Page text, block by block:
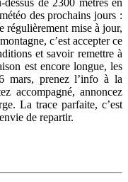
de 2300 mètres en
des prochains jours :
régulièrement mise à jour,
c’est accepter ce
et savoir remettre à
est encore longue, les
mars, prenez l’info à la
accompagné, annoncez
La trace parfaite, c’est
de repartir.